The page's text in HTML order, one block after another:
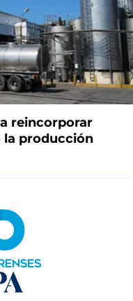
reincorporar
la producción